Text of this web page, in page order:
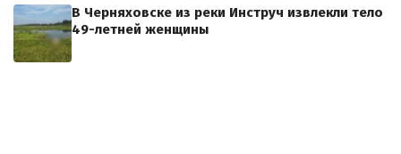
В Черняховске из реки Инструч извлекли тело
49-летней женщины